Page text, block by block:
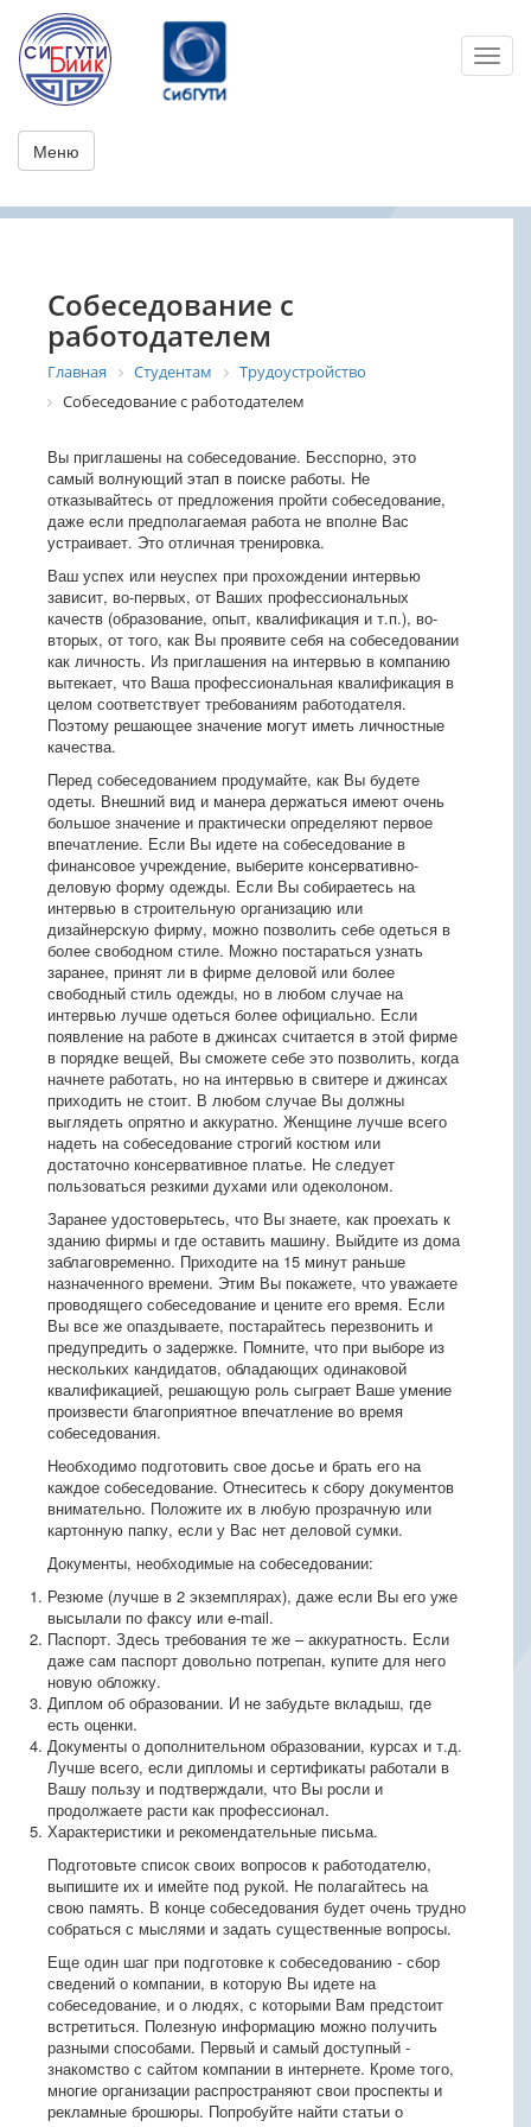
Меню
Собеседование с
работодателем
Главная Студентам
Трудоустройство
Собеседование с работодателем
Вы приглашены на собеседование. Бесспорно, это
самый волнующий этап в поиске работы. Не
отказывайтесь от предложения пройти собеседование,
даже если предполагаемая работа не вполне Вас
устраивает. Это отличная тренировка.
Ваш успех или неуспех при прохождении интервью
зависит, во-первых, от Ваших профессиональных
качеств (образование, опыт, квалификация и т.п.), во-
вторых, от того, как Вы проявите себя на собеседовании
как личность. Из приглашения на интервью в компанию
вытекает, что Ваша профессиональная квалификация в
целом соответствует требованиям работодателя.
Поэтому решающее значение могут иметь личностные
качества.
Перед собеседованием продумайте, как Вы будете
одеты. Внешний вид и манера держаться имеют очень
большое значение и практически определяют первое
впечатление. Если Вы идете на собеседование в
финансовое учреждение, выберите консервативно-
деловую форму одежды. Если Вы собираетесь на
интервью в строительную организацию или
дизайнерскую фирму, можно позволить себе одеться в
более свободном стиле. Можно постараться узнать
заранее, принят ли в фирме деловой или более
свободный стиль одежды, но в любом случае на
интервью лучше одеться более официально. Если
появление на работе в джинсах считается в этой фирме
в порядке вещей, Вы сможете себе это позволить, когда
начнете работать, но на интервью в свитере и джинсах
приходить не стоит. В любом случае Вы должны
выглядеть опрятно и аккуратно. Женщине лучше всего
надеть на собеседование строгий костюм или
достаточно консервативное платье. Не следует
пользоваться резкими духами или одеколоном.
Заранее удостоверьтесь, что Вы знаете, как проехать к
зданию фирмы и где оставить машину. Выйдите из дома
заблаговременно. Приходите на 15 минут раньше
назначенного времени. Этим Вы покажете, что уважаете
проводящего собеседование и цените его время. Если
Вы все же опаздываете, постарайтесь перезвонить и
предупредить о задержке. Помните, что при выборе из
нескольких кандидатов, обладающих одинаковой
квалификацией, решающую роль сыграет Ваше умение
произвести благоприятное впечатление во время
собеседования.
Необходимо подготовить свое досье и брать его на
каждое собеседование. Отнеситесь к сбору документов
внимательно. Положите их в любую прозрачную или
картонную папку, если у Вас нет деловой сумки.
Документы, необходимые на собеседовании:
Резюме (лучше в 2 экземплярах), даже если Вы его уже
высылали по факсу или e-mail.
Паспорт. Здесь требования те же – аккуратность. Если
даже сам паспорт довольно потрепан, купите для него
новую обложку.
Диплом об образовании. И не забудьте вкладыш, где
есть оценки.
Документы о дополнительном образовании, курсах и т.д.
Лучше всего, если дипломы и сертификаты работали в
Вашу пользу и подтверждали, что Вы росли и
продолжаете расти как профессионал.
Характеристики и рекомендательные письма.
Подготовьте список своих вопросов к работодателю,
выпишите их и имейте под рукой. Не полагайтесь на
свою память. В конце собеседования будет очень трудно
собраться с мыслями и задать существенные вопросы.
Еще один шаг при подготовке к собеседованию - сбор
сведений о компании, в которую Вы идете на
собеседование, и о людях, с которыми Вам предстоит
встретиться. Полезную информацию можно получить
разными способами. Первый и самый доступный -
знакомство с сайтом компании в интернете. Кроме того,
многие организации распространяют свои проспекты и
рекламные брошюры. Попробуйте найти статьи о